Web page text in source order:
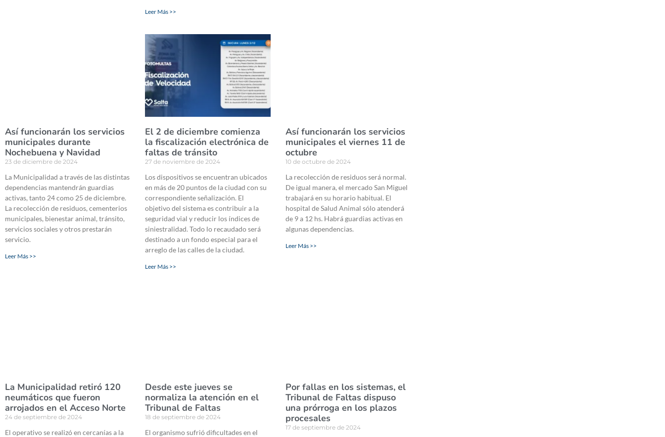
Leer Más >>
Así funcionarán los servicios
municipales durante
Nochebuena y Navidad
23 de diciembre de 2024
La Municipalidad a través de las distintas
dependencias mantendrán guardias
activas, tanto 24 como 25 de diciembre.
La recolección de residuos, cementerios
municipales, bienestar animal, tránsito,
servicios sociales y otros prestarán
servicio.
Leer Más >>
El 2 de diciembre comienza
la fiscalización electrónica de
faltas de tránsito
27 de noviembre de 2024
Los dispositivos se encuentran ubicados
en más de 20 puntos de la ciudad con su
correspondiente señalización. El
objetivo del sistema es contribuir a la
seguridad vial y reducir los índices de
siniestralidad. Todo lo recaudado será
destinado a un fondo especial para el
arreglo de las calles de la ciudad.
Leer Más >>
Así funcionarán los servicios
municipales el viernes 11 de
octubre
10 de octubre de 2024
La recolección de residuos será normal.
De igual manera, el mercado San Miguel
trabajará en su horario habitual. El
hospital de Salud Animal sólo atenderá
de 9 a 12 hs. Habrá guardias activas en
algunas dependencias.
Leer Más >>
La Municipalidad retiró 120
neumáticos que fueron
arrojados en el Acceso Norte
24 de septiembre de 2024
El operativo se realizó en cercanías a la
Desde este jueves se
normaliza la atención en el
Tribunal de Faltas
18 de septiembre de 2024
El organismo sufrió dificultades en el
Por fallas en los sistemas, el
Tribunal de Faltas dispuso
una prórroga en los plazos
procesales
17 de septiembre de 2024